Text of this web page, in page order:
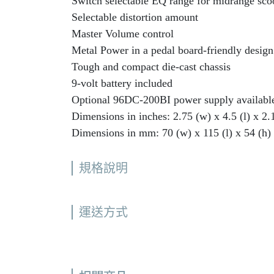
Selectable distortion amount
Master Volume control
Metal Power in a pedal board-friendly design
Tough and compact die-cast chassis
9-volt battery included
Optional 96DC-200BI power supply
Dimensions in inches: 2.75 (w) x 4.5 (l) x
Dimensions in mm: 70 (w) x 115 (l) x 54 (h)
規格說明
運送方式